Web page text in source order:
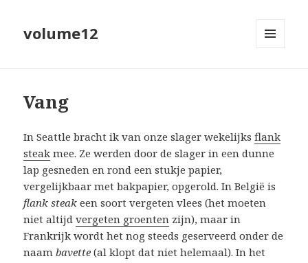
volume12
Vang
In Seattle bracht ik van onze slager wekelijksflank
steak mee. Ze werden door de slager in een dunne
lap gesneden en rond een stukje papier,
vergelijkbaar met bakpapier, opgerold. In België is
flank steak een soort vergeten vlees (het moeten
niet altijdvergeten groenten zijn), maar in
Frankrijk wordt het nog steeds geserveerd onder de
naambavette (al klopt dat niet helemaal). In het